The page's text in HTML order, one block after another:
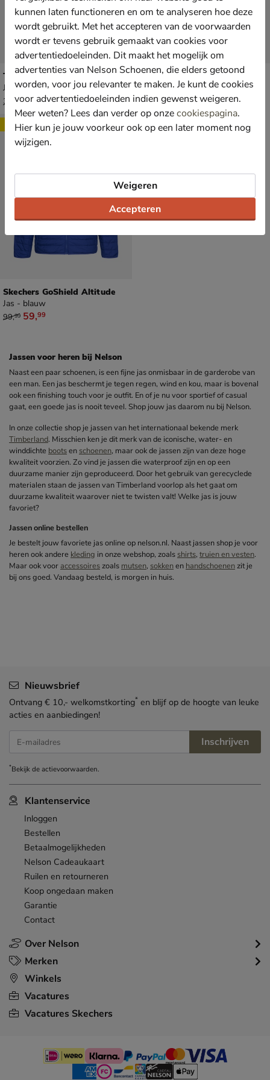
Timberland
Jas - geel
van € 369,99 voor € 221,99
369,99 221,99
Skechers GoShield Traverse
Jas - zwart
€ 99,99
99,99
Skechers GoShield Altitude
Jas - blauw
van € 99,99 voor € 59,99
99,99 59,99
Sale
Jassen voor heren bij Nelson
Naast een paar schoenen, is een fijne jas onmisbaar in de garderobe van
een man. Een jas beschermt je tegen regen, wind en kou, maar is bovenal
ook een finishing touch voor je outfit. En of je nu voor sportief of casual
gaat, een goede jas is nooit teveel. Shop jouw jas daarom nu bij Nelson.
In onze collectie shop je jassen van het internationaal bekende merk
Timberland. Misschien ken je dit merk van de iconische, water- en
winddichte bootsen schoenen, maar ook de jassen zijn van deze hoge
kwaliteit voorzien. Zo vind je jassen die waterproof zijn en op een
duurzame manier zijn geproduceerd. Door het gebruik van gerecyclede
materialen staan de jassen van Timberland voorlop als het gaat om
duurzame kwaliteit waarover niet te twisten valt! Welke jas is jouw
favoriet?
Jassen online bestellen
Je bestelt jouw favoriete jas online op nelson.nl. Naast jassen shop je voor
heren ook andere kleding in onze webshop, zoals shirts, truien en vesten.
Maar ook voor accessoireszoals mutsen, sokkenen handschoenenzit je
bij ons goed. Vandaag besteld, is morgen in huis.
Over Nelson
Klantenservice
Inloggen
Bestellen
Betaalmogelijkheden
Nelson Cadeaukaart
Ruilen en retourneren
Koop ongedaan maken
Garantie
Contact
Merken
Winkels
Vacatures
Vacatures Skechers
Nieuwsbrief
Ontvang € 10,- welkomstkorting* en blijf op de hoogte van leuke
acties en aanbiedingen!
E-mailadres Inschrijven
*Bekijk deactievoorwaarden.
kunnen laten functioneren en om te analyseren hoe deze
wordt gebruikt. Met het accepteren van de voorwaarden
wordt er tevens gebruik gemaakt van cookies voor
advertentiedoeleinden. Dit maakt het mogelijk om
advertenties van Nelson Schoenen, die elders getoond
worden, voor jou relevanter te maken. Je kunt de cookies
voor advertentiedoeleinden indien gewenst weigeren.
Meer weten? Lees dan verder op onzecookiespagina.
Hier kun je jouw voorkeur ook op een later moment nog
wijzigen.
Accepteren
Weigeren